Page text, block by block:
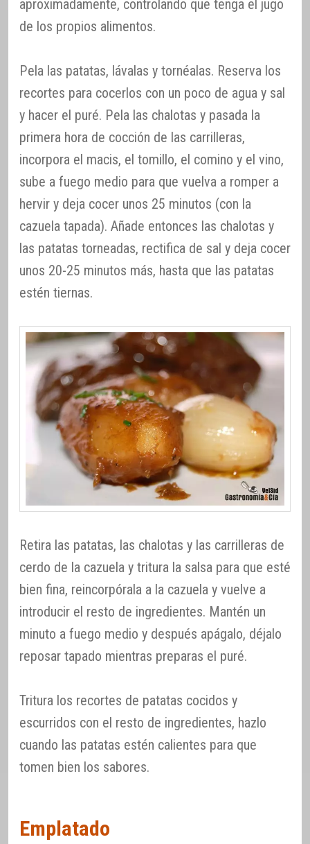
aproximadamente, controlando que tenga el jugo
de los propios alimentos.
Pela las patatas, lávalas y tornéalas. Reserva los
recortes para cocerlos con un poco de agua y sal
y hacer el puré. Pela las chalotas y pasada la
primera hora de cocción de las carrilleras,
incorpora el macis, el tomillo, el comino y el vino,
sube a fuego medio para que vuelva a romper a
hervir y deja cocer unos 25 minutos (con la
cazuela tapada). Añade entonces las chalotas y
las patatas torneadas, rectifica de sal y deja cocer
unos 20-25 minutos más, hasta que las patatas
estén tiernas.
Retira las patatas, las chalotas y las carrilleras de
cerdo de la cazuela y tritura la salsa para que esté
bien fina, reincorpórala a la cazuela y vuelve a
introducir el resto de ingredientes. Mantén un
minuto a fuego medio y después apágalo, déjalo
reposar tapado mientras preparas el puré.
Tritura los recortes de patatas cocidos y
escurridos con el resto de ingredientes, hazlo
cuando las patatas estén calientes para que
tomen bien los sabores.
Emplatado